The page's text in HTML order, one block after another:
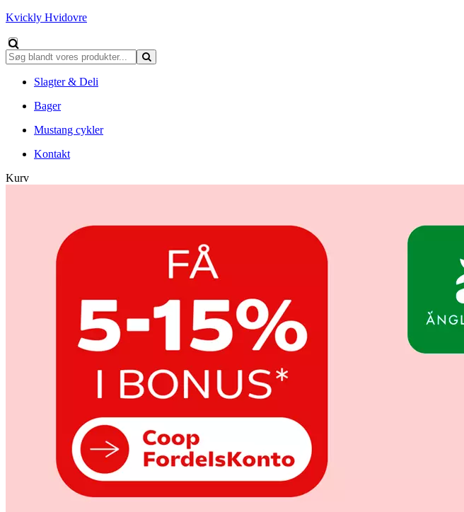
Kvickly Hvidovre
Slagter & Deli
Bager
Mustang cykler
Kontakt
Kurv